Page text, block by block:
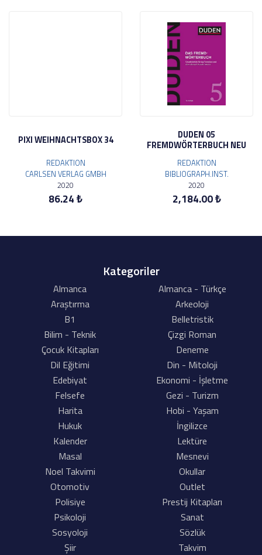
PIXI WEIHNACHTSBOX 34
REDAKTION
CARLSEN VERLAG GMBH
2020
86.24 ₺
DUDEN 05
FREMDWÖRTERBUCH NEU
REDAKTION
BIBLIOGRAPH.INST.
2020
2,184.00 ₺
Kategoriler
Almanca
Almanca - Türkçe
Araştırma
Arkeoloji
B1
Belletristik
Bilim - Teknik
Çizgi Roman
Çocuk Kitapları
Deneme
Dil Eğitimi
Din - Mitoloji
Edebiyat
Ekonomi - İşletme
Felsefe
Gezi - Turizm
Harita
Hobi - Yaşam
Hukuk
İngilizce
Kalender
Lektüre
Masal
Mesnevi
Noel Takvimi
Okullar
Otomotiv
Outlet
Polisiye
Prestij Kitapları
Psikoloji
Sanat
Sosyoloji
Sözlük
Şiir
Takvim